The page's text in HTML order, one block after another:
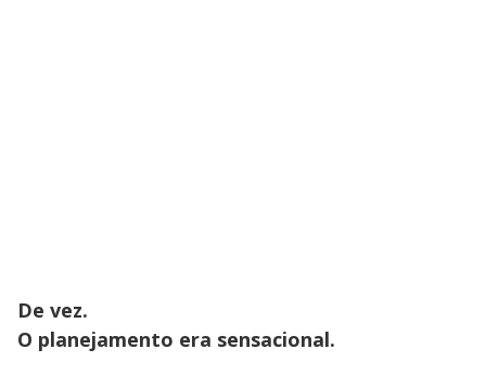
De vez.
O planejamento era sensacional.